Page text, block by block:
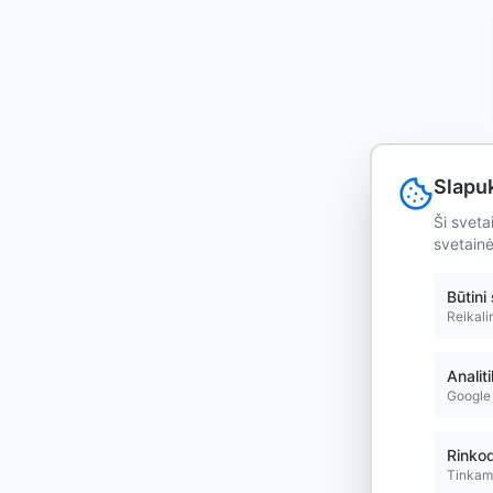
Ši
Būtini